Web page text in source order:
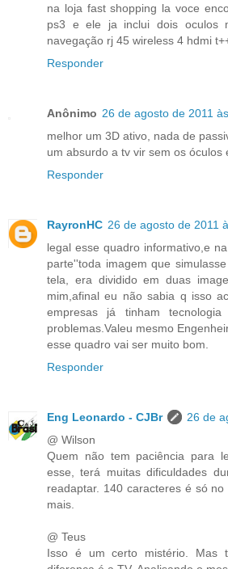
na loja fast shopping la voce
ps3 e ele ja inclui dois oculos
navegação rj 45 wireless 4 hdmi
Responder
Anônimo 26 de agosto de 2011
melhor um 3D ativo, nada de
um absurdo a tv vir sem os óculos
Responder
RayronHC 26 de agosto de 2011
legal esse quadro informativo,e
parte''toda imagem que
tela, era dividido em duas
mim,afinal eu não sabia q isso
empresas já tinham
problemas.Valeu mesmo
esse quadro vai ser muito bom.
Responder
Eng Leonardo - CJBr
26 de
@ Wilson
Quem não tem paciência para
esse, terá muitas dificuldades
readaptar. 140 caracteres é só no
mais.
@ Teus
Isso é um certo mistério. Mas